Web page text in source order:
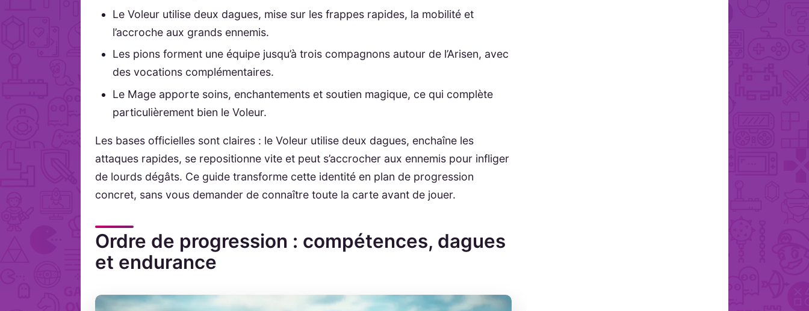
Le Voleur utilise deux dagues, mise sur les frappes rapides, la mobilité et
l’accroche aux grands ennemis.
Les pions forment une équipe jusqu’à trois compagnons autour de l’Arisen, avec
des vocations complémentaires.
Le Mage apporte soins, enchantements et soutien magique, ce qui complète
particulièrement bien le Voleur.
Les bases officielles sont claires : le Voleur utilise deux dagues, enchaîne les
attaques rapides, se repositionne vite et peut s’accrocher aux ennemis pour infliger
de lourds dégâts. Ce guide transforme cette identité en plan de progression
concret, sans vous demander de connaître toute la carte avant de jouer.
Ordre de progression : compétences, dagues
et endurance